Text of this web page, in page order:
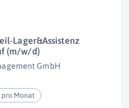
Lager&Assistenz
(m/w/d)
GmbH
pro Monat